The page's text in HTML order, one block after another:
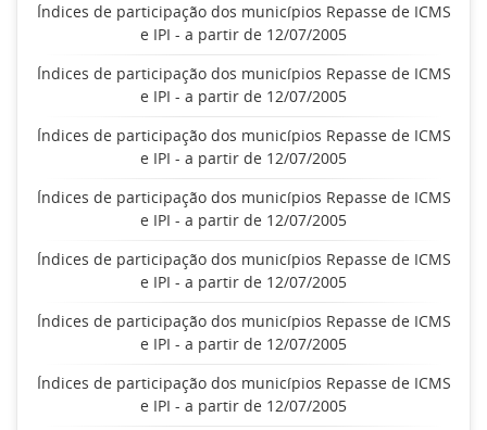
Índices de participação dos municípios Repasse de ICMS
e IPI - a partir de 12/07/2005
Índices de participação dos municípios Repasse de ICMS
e IPI - a partir de 12/07/2005
Índices de participação dos municípios Repasse de ICMS
e IPI - a partir de 12/07/2005
Índices de participação dos municípios Repasse de ICMS
e IPI - a partir de 12/07/2005
Índices de participação dos municípios Repasse de ICMS
e IPI - a partir de 12/07/2005
Índices de participação dos municípios Repasse de ICMS
e IPI - a partir de 12/07/2005
Índices de participação dos municípios Repasse de ICMS
e IPI - a partir de 12/07/2005